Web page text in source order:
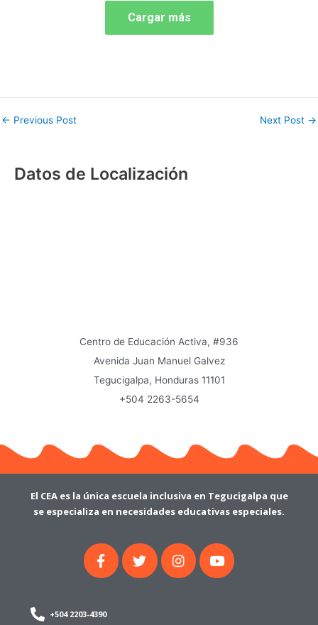
Cargar más
← Previous Post Next Post →
Datos de Localización
Centro de Educación Activa, #936
Avenida Juan Manuel Galvez
Tegucigalpa, Honduras 11101
+504 2263-5654
El CEA es la única escuela inclusiva en Tegucigalpa que
se especializa en necesidades educativas especiales.
F
a
c
o
T
w
i
I
n
s
Y
o
u
+504 2203-4390